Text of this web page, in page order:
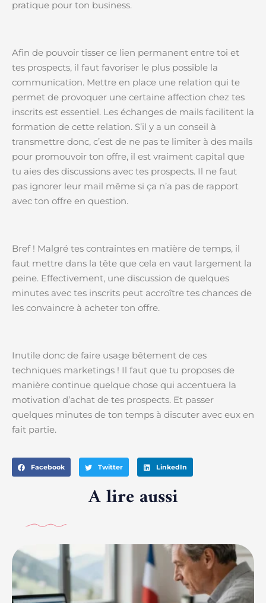
pratique pour ton business.
Afin de pouvoir tisser ce lien permanent entre toi et
tes prospects, il faut favoriser le plus possible la
communication. Mettre en place une relation qui te
permet de provoquer une certaine affection chez tes
inscrits est essentiel. Les échanges de mails facilitent la
formation de cette relation. S’il y a un conseil à
transmettre donc, c’est de ne pas te limiter à des mails
pour promouvoir ton offre, il est vraiment capital que
tu aies des discussions avec tes prospects. Il ne faut
pas ignorer leur mail même si ça n’a pas de rapport
avec ton offre en question.
Bref ! Malgré tes contraintes en matière de temps, il
faut mettre dans la tête que cela en vaut largement la
peine. Effectivement, une discussion de quelques
minutes avec tes inscrits peut accroître tes chances de
les convaincre à acheter ton offre.
Inutile donc de faire usage bêtement de ces
techniques marketings ! Il faut que tu proposes de
manière continue quelque chose qui accentuera la
motivation d’achat de tes prospects. Et passer
quelques minutes de ton temps à discuter avec eux en
fait partie.
Facebook Twitter LinkedIn
A lire aussi